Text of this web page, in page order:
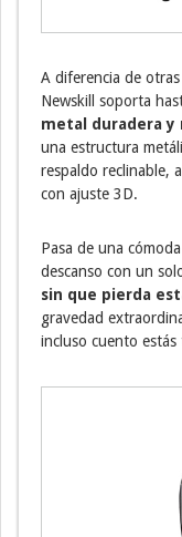
A diferencia de
Newskill soporta
metal duradera y
una estructura
respaldo reclinable,
con ajuste 3D.
Pasa de una
descanso con un
sin que pierda
gravedad
incluso cuento